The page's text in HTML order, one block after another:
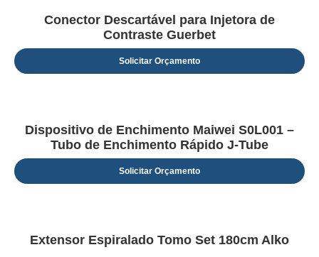
Conector Descartável para Injetora de
Contraste Guerbet
Solicitar Orçamento
Dispositivo de Enchimento Maiwei S0L001 –
Tubo de Enchimento Rápido J-Tube
Solicitar Orçamento
Extensor Espiralado Tomo Set 180cm Alko